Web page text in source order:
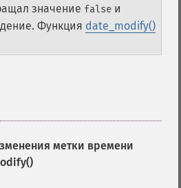
значение false и
Функция date_modify()
метки времени